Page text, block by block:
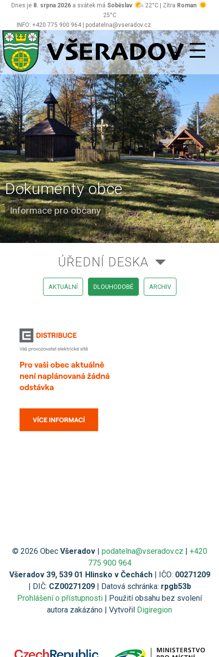
INFO: +420 775 900 964 | podatelna@vseradov.cz
Dnes je 8. srpna 2026 a svátek má Soběslav 22°C | Zítra Roman
25°C
Všeradov
Dokumenty obce
Informace pro občany
ÚŘEDNÍ DESKA
AKTUÁLNÍ DLOUHODOBÉ ARCHIV
© 2026 Obec Všeradov| podatelna@vseradov.cz | +420
775 900 964
Všeradov 39, 539 01 Hlinsko v Čechách| IČO: 00271209
| DIČ: CZ00271209| Datová schránka: rpgb53b
Prohlášení o přístupnosti | Použití obsahu bez svolení
autora zakázáno | Vytvořil Digiregion